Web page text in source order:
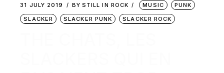
31 JULY 2019 BY STILL IN ROCK MUSIC
PUNK
SLACKER
SLACKER PUNK SLACKER ROCK